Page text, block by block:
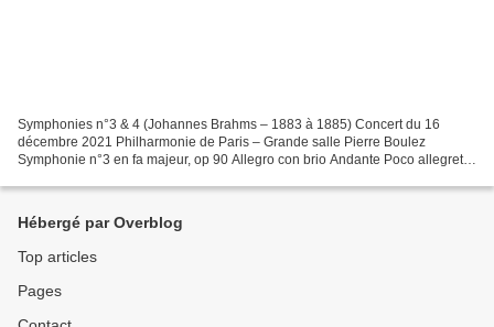
Symphonies n°3 & 4 (Johannes Brahms – 1883 à 1885) Concert du 16
décembre 2021 Philharmonie de Paris – Grande salle Pierre Boulez
Symphonie n°3 en fa majeur, op 90 Allegro con brio Andante Poco allegretto
Hébergé par Overblog
Top articles
Pages